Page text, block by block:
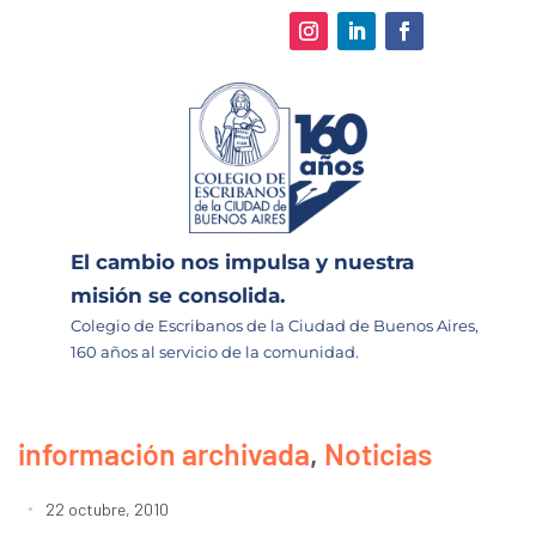
El cambio nos impulsa y nuestra
misión se consolida.
Colegio de Escribanos de la Ciudad de Buenos Aires,
160 años al servicio de la comunidad.
información archivada, Noticias
22 octubre, 2010